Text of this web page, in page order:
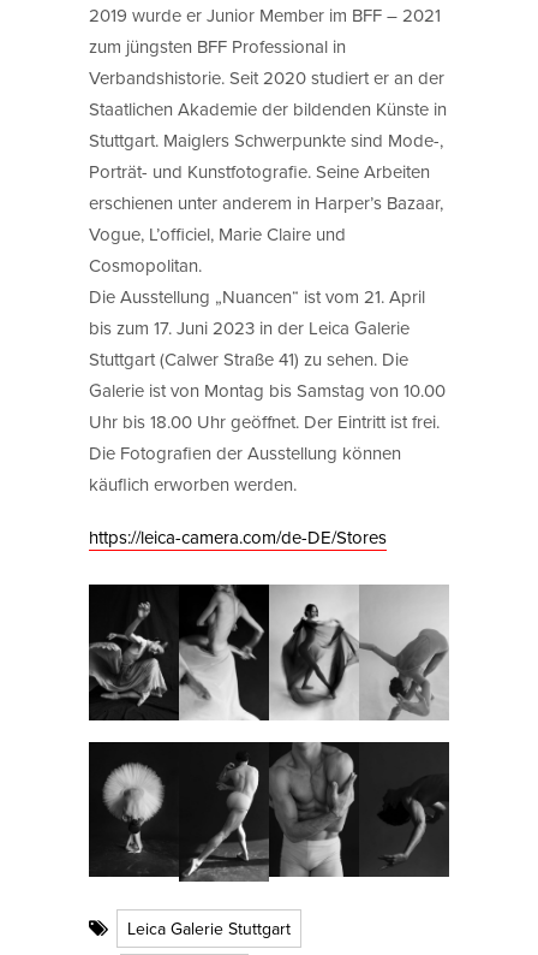
2019 wurde er Junior Member im BFF – 2021
zum jüngsten BFF Professional in
Verbandshistorie. Seit 2020 studiert er an der
Staatlichen Akademie der bildenden Künste in
Stuttgart. Maiglers Schwerpunkte sind Mode-,
Porträt- und Kunstfotografie. Seine Arbeiten
erschienen unter anderem in Harper’s Bazaar,
Vogue, L’officiel, Marie Claire und
Cosmopolitan.
Die Ausstellung „Nuancen“ ist vom 21. April
bis zum 17. Juni 2023 in der Leica Galerie
Stuttgart (Calwer Straße 41) zu sehen. Die
Galerie ist von Montag bis Samstag von 10.00
Uhr bis 18.00 Uhr geöffnet. Der Eintritt ist frei.
Die Fotografien der Ausstellung können
käuflich erworben werden.
https://leica-camera.com/de-DE/Stores
Leica Galerie Stuttgart